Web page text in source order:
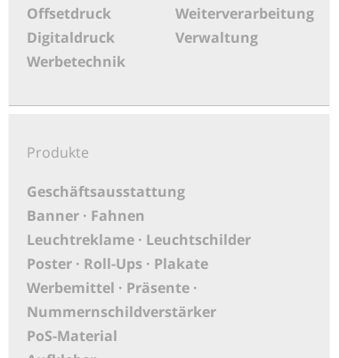
Offsetdruck
Digitaldruck
Werbetechnik
Weiterverarbeitung
Verwaltung
Produkte
Geschäftsausstattung
Banner · Fahnen
Leuchtreklame · Leuchtschilder
Poster · Roll-Ups · Plakate
Werbemittel · Präsente ·
Nummernschildverstärker
PoS-Material